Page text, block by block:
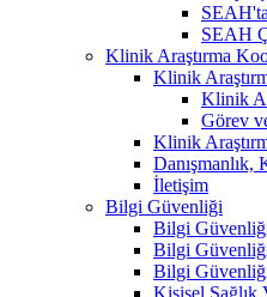
SEAH
Klinik Araştırma
Klinik
Klinik
Görev
Klinik
Danışmanlık,
İletişim
Bilgi Güvenliği
Bilgi
Bilgi
Bilgi
Kişisel Sağlık